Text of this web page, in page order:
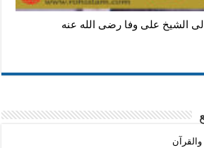
الشيخ على وفا رضى الله عنه
والقرآن